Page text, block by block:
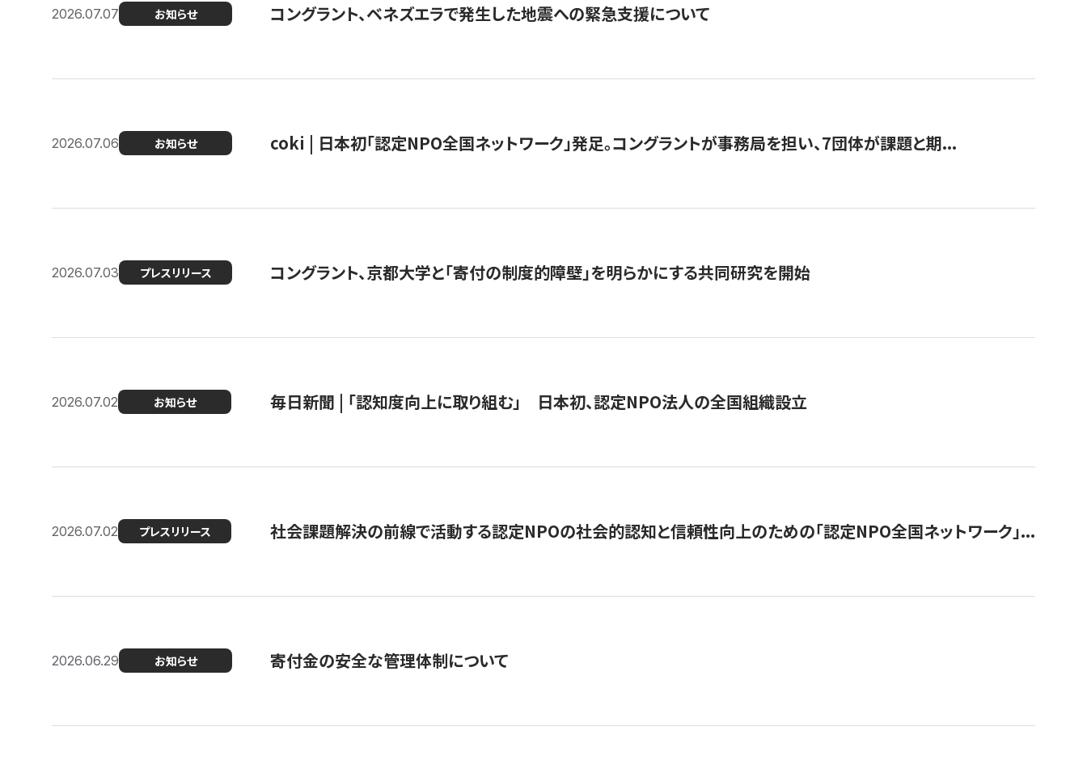
2026.07.07 お知らせ コングラント、ベネズエラで発生した地震への緊急支援について
2026.07.06 お知らせ coki | 日本初「認定NPO全国ネットワーク」発足。コングラントが事務局を担い、7団体が課題と期...
2026.07.03 プレスリリース コングラント、京都大学と「寄付の制度的障壁」を明らかにする共同研究を開始
2026.07.02 お知らせ 毎日新聞 | 「認知度向上に取り組む」 日本初、認定NPO法人の全国組織設立
2026.07.02 プレスリリース 社会課題解決の前線で活動する認定NPOの社会的認知と信頼性向上のための「認定NPO全国ネットワーク」...
2026.06.29 お知らせ 寄付金の安全な管理体制について